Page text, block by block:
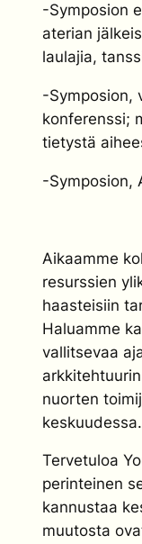
-Symposion
aterian
laulajia,
-Symposion,
konferenssi;
tietystä
-Symposion,
Aikaamme
resurssien
haasteisiin
Haluamme
vallitsevaa
nuorten
keskuudessa.
Tervetuloa
perinteinen
kannustaa
muutosta